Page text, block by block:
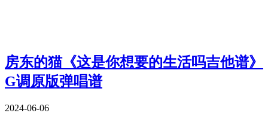
房东的猫《这是你想要的生活吗吉他谱》
G调原版弹唱谱
2024-06-06